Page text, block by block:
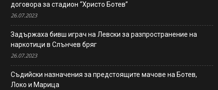
договора за стадион “Христо Ботев”
26.07.2023
Задържаха бивш играч на Левски за разпространение на
наркотици в Слънчев бряг
26.07.2023
Съдийски назначения за предстоящите мачове на Ботев,
Локо и Марица